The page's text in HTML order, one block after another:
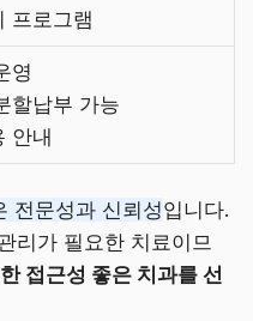
프로그램
영
할납부 가능
안내
전문성과 신뢰성입니다.
리가 필요한 치료이므
접근성 좋은 치과를 선